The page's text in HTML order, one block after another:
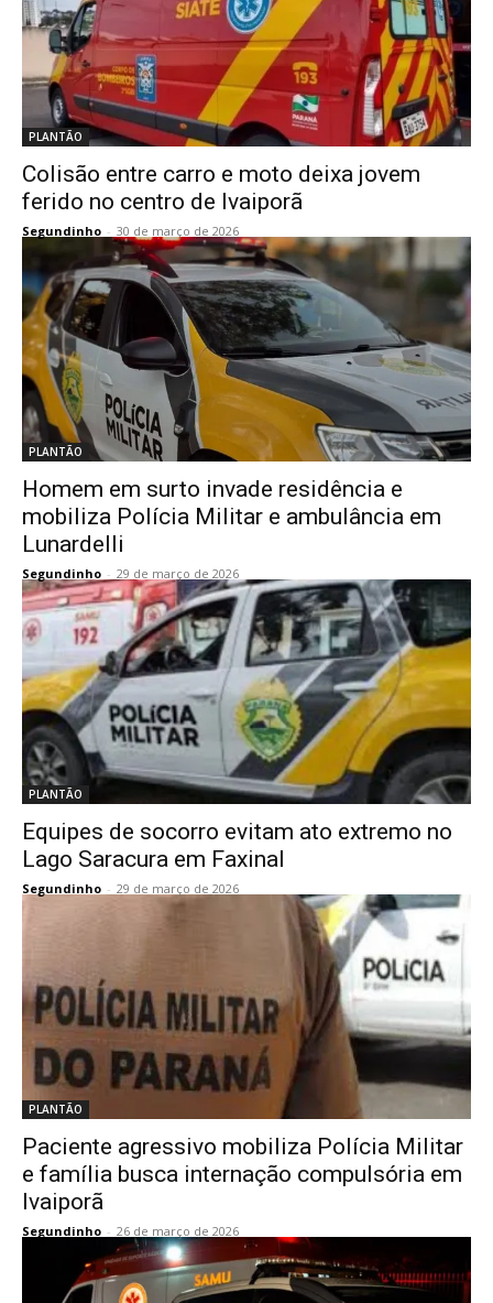
PLANTÃO
Colisão entre carro e moto deixa jovem
ferido no centro de Ivaiporã
Segundinho - 30 de março de 2026
PLANTÃO
Homem em surto invade residência e
mobiliza Polícia Militar e ambulância em
Lunardelli
Segundinho - 29 de março de 2026
PLANTÃO
Equipes de socorro evitam ato extremo no
Lago Saracura em Faxinal
Segundinho - 29 de março de 2026
PLANTÃO
Paciente agressivo mobiliza Polícia Militar
e família busca internação compulsória em
Ivaiporã
Segundinho - 26 de março de 2026